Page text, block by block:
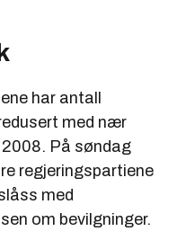
har antall
med nær
På søndag
regjeringspartiene
med
om bevilgninger.